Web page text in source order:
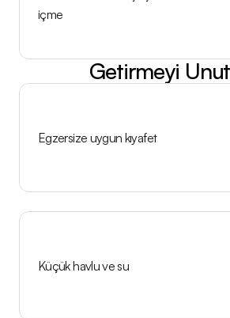
içme
Getirmeyi
Egzersize uygun kıyafet
Küçük havlu ve su